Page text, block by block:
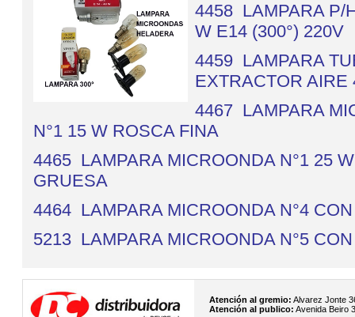
4458 LAMPARA P/
W E14 (300°) 220V
4459 LAMPARA
EXTRACTOR AIRE
4467 LAMPARA
N°1 15 W ROSCA FINA
4465 LAMPARA MICROONDA N°1 25
GRUESA
4464 LAMPARA MICROONDA N°4
5213 LAMPARA MICROONDA N°5
Atención al gremio: Alvarez Jonte
Atención al publico: Avenida Beiro